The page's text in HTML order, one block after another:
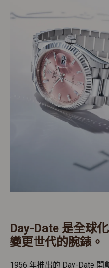
Day-Date 是全球
變更世代的腕錶。
1956 年推出的 Day-Date 開